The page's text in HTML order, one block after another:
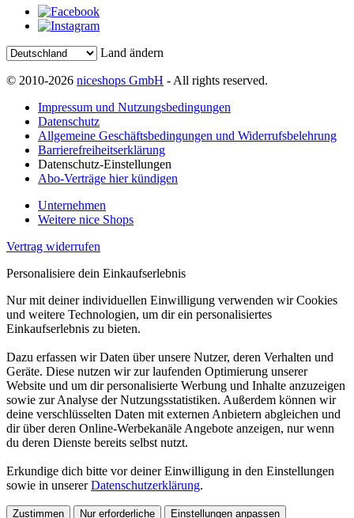
Land ändern
© 2010-2026 niceshops GmbH - All rights reserved.
Impressum und Nutzungsbedingungen
Datenschutz
Allgemeine Geschäftsbedingungen und Widerrufsbelehrung
Barrierefreiheitserklärung
Datenschutz-Einstellungen
Abo-Verträge hier kündigen
Unternehmen
Weitere nice Shops
Vertrag widerrufen
Personalisiere dein Einkaufserlebnis
Nur mit deiner individuellen Einwilligung verwenden wir Cookies
und weitere Technologien, um dir ein personalisiertes
Einkaufserlebnis zu bieten.
Dazu erfassen wir Daten über unsere Nutzer, deren Verhalten und
Geräte. Diese nutzen wir zur laufenden Optimierung unserer
Website und um dir personalisierte Werbung und Inhalte anzuzeigen
sowie zur Analyse der Nutzungsstatistiken. Außerdem können wir
deine verschlüsselten Daten mit externen Anbietern abgleichen und
dir über deren Online-Werbekanäle Angebote anzeigen, nur wenn
du deren Dienste bereits selbst nutzt.
Erkundige dich bitte vor deiner Einwilligung in den Einstellungen
sowie in unsererDatenschutzerklärung.
Zustimmen Nur erforderliche Einstellungen anpassen